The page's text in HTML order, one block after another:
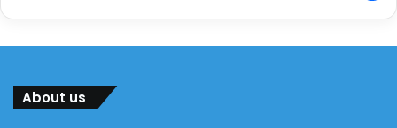
About us